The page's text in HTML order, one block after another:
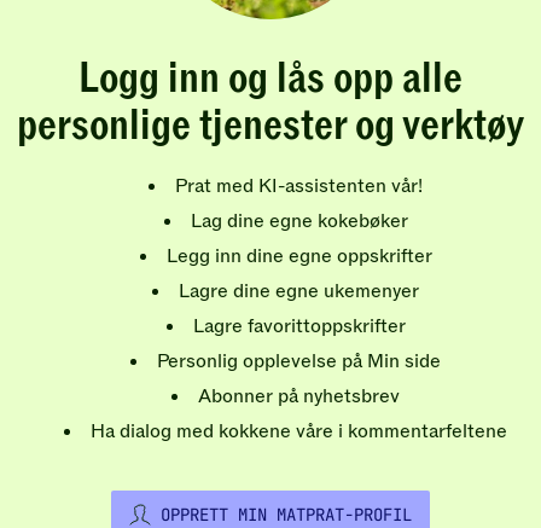
Logg inn og lås opp alle
personlige tjenester og verktøy
Prat med KI-assistenten vår!
Lag dine egne kokebøker
Legg inn dine egne oppskrifter
Lagre dine egne ukemenyer
Lagre favorittoppskrifter
Personlig opplevelse på Min side
Abonner på nyhetsbrev
Ha dialog med kokkene våre i kommentarfeltene
OPPRETT MIN MATPRAT-PROFIL